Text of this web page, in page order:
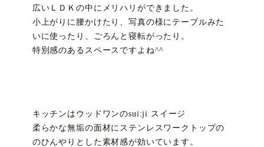
広いＬＤＫの中にメリハリができました。
小上がりに腰かけたり、写真の様にテーブルみた
いに使ったり、ごろんと寝転がったり。
特別感のあるスペースですよね^^
キッチンはウッドワンのsui:ji スイージ
柔らかな無垢の面材にステンレスワークトップの
のひんやりとした素材感が効いています。